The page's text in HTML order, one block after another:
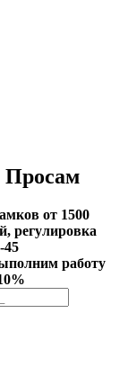
Просам
от 1500
регулировка
45
работу